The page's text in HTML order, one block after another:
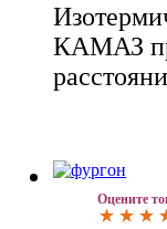
КАМАЗ
Оцените